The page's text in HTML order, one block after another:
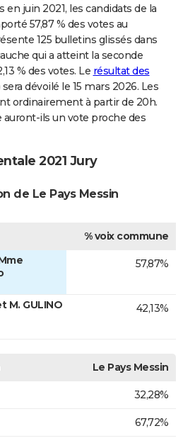
juin 2021, les candidats de la
57,87 % des votes au
125 bulletins glissés dans
qui a atteint la seconde
% des votes. Le résultat des
dévoilé le 15 mars 2026. Les
ordinairement à partir de 20h.
auront-ils un vote proche des
2021 Jury
de Le Pays Messin
% voix commune
57,87%
M. GULINO
42,13%
Le Pays Messin
32,28%
67,72%